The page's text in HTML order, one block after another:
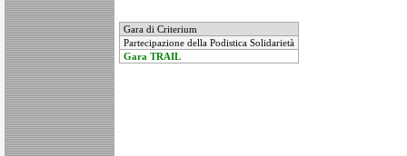
Gara di Criterium
Partecipazione della Podistica Solidarietà
Gara TRAIL